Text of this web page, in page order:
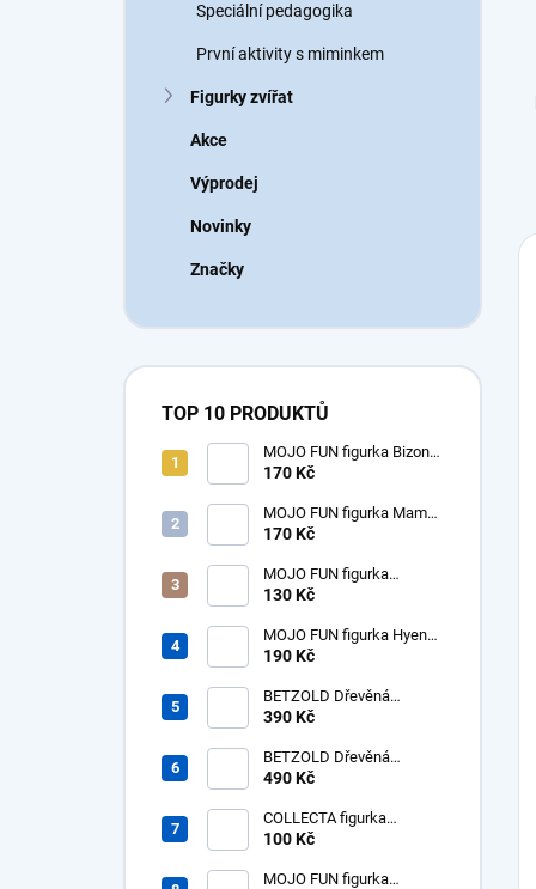
Speciální pedagogika
První aktivity s miminkem
Figurky zvířat
Akce
Výprodej
Novinky
Značky
TOP 10 PRODUKTŮ
MOJO FUN figurka Bizon
americký samice
170 Kč
MOJO FUN figurka Mamut
mládě
170 Kč
MOJO FUN figurka
dinosaurus Tyrannosaurus
130 Kč
MOJO FUN figurka Hyena
prehistorická - Hyaenodon
190 Kč
BETZOLD Dřevěná
desítková soustava - tisíc -
390 Kč
BETZOLD Dřevěná
desítková soustava -
490 Kč
COLLECTA figurka
dinosaurus Tyrannosaurus
100 Kč
MOJO FUN figurka